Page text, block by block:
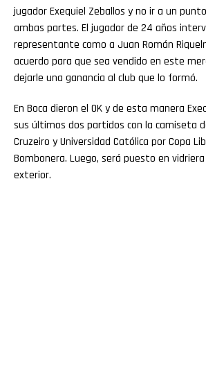
jugador Exequiel Zeballos y no ir a un
ambas partes. El jugador de 24 años
representante como a Juan Román
acuerdo para que sea vendido en este
dejarle una ganancia al club que lo formó.
En Boca dieron el OK y de esta manera
sus últimos dos partidos con la camiseta
Cruzeiro y Universidad Católica por Copa
Bombonera. Luego, será puesto en
exterior.